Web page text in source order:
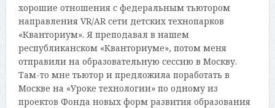
хорошие отношения с федеральным тьютором
направления VR/AR сети детских технопарков
«Кванториум». Я преподавал в нашем
республиканском «Кванториуме», потом меня
отправили на образовательную сессию в Москву.
Там-то мне тьютор и предложила поработать в
Москве на «Уроке технологии» по одному из
проектов Фонда новых форм развития образования